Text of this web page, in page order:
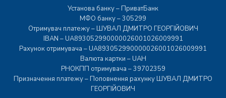
Установа банку – ПриватБанк
МФО банку – 305299
Отримувач платежу – ШУВАЛ ДМИТРО ГЕОРГІЙОВИЧ
IBAN – UA893052990000026001026009991
Рахунок отримувача – UA893052990000026001026009991
Валюта картки – UAH
РНОКПП отримувача – 39702359
Призначення платежу – Поповнення рахунку ШУВАЛ ДМИТРО
ГЕОРГІЙОВИЧ